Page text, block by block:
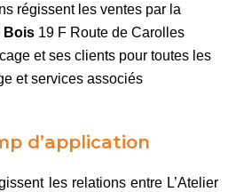
régissent les ventes par la
Bois 19 F Route de Carolles
et ses clients pour toutes les
et services associés
d’application
les relations entre L’Atelier